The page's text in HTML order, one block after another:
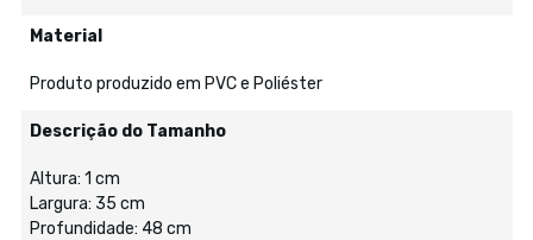
Material
Produto produzido em PVC e Poliéster
Descrição do Tamanho
Altura: 1 cm
Largura: 35 cm
Profundidade: 48 cm